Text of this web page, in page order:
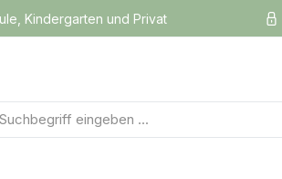
Kindergarten und Privat